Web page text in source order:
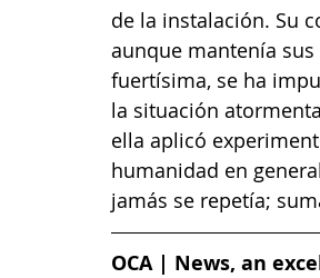
de la instalación. Su
aunque mantenía
fuertísima, se ha
la situación
ella aplicó
humanidad en
jamás se repetía;
OCA | News, an